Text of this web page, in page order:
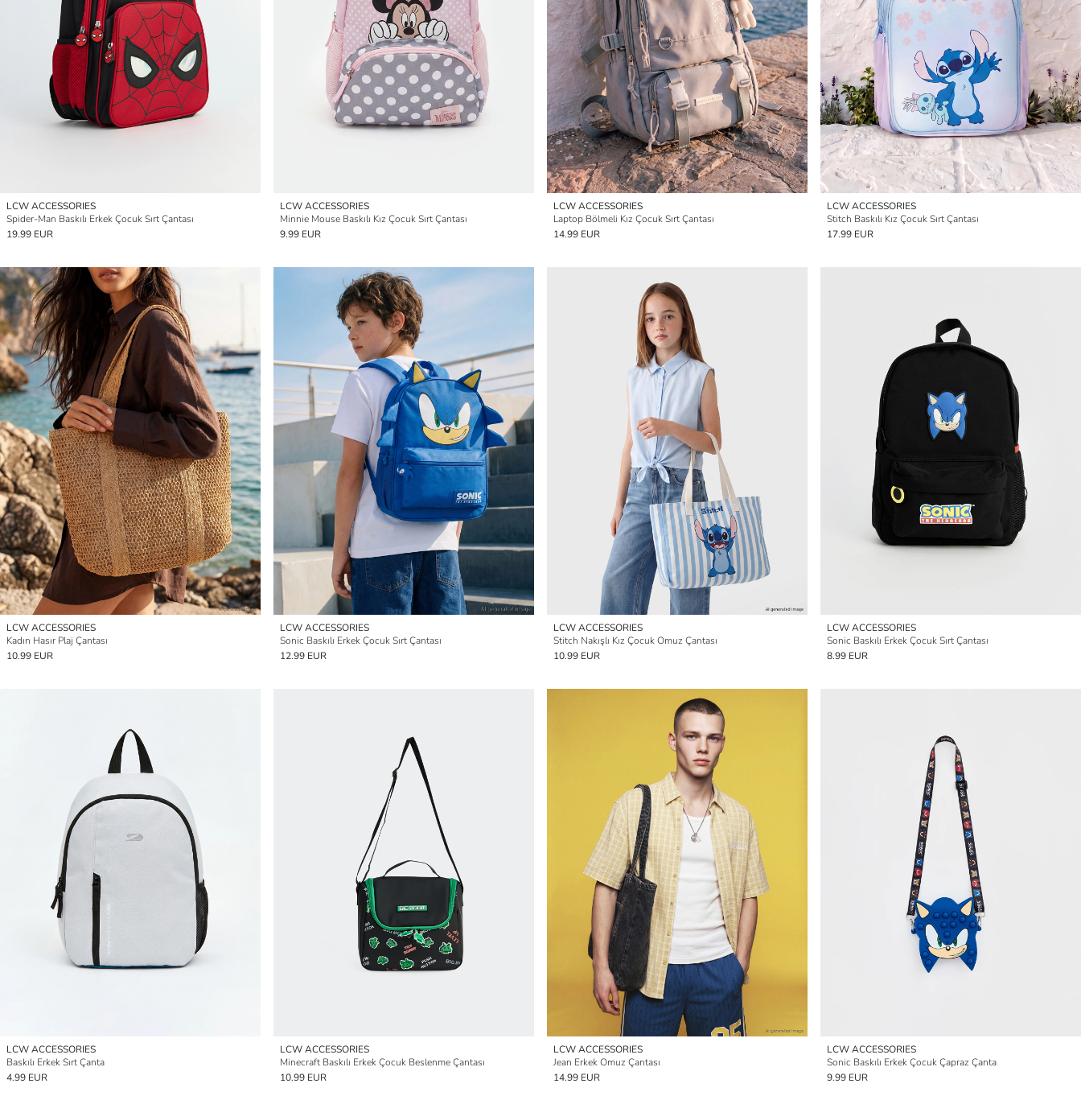
LCW ACCESSORIES
Spider-Man Baskılı Erkek Çocuk Sırt Çantası
19.99 EUR
LCW ACCESSORIES
Minnie Mouse Baskılı Kız Çocuk Sırt Çantası
9.99 EUR
LCW ACCESSORIES
Laptop Bölmeli Kız Çocuk Sırt Çantası
14.99 EUR
LCW ACCESSORIES
Stitch Baskılı Kız Çocuk Sırt Çantası
17.99 EUR
LCW ACCESSORIES
Kadın Hasır Plaj Çantası
10.99 EUR
LCW ACCESSORIES
Sonic Baskılı Erkek Çocuk Sırt Çantası
12.99 EUR
LCW ACCESSORIES
Stitch Nakışlı Kız Çocuk Omuz Çantası
10.99 EUR
LCW ACCESSORIES
Sonic Baskılı Erkek Çocuk Sırt Çantası
8.99 EUR
LCW ACCESSORIES
Baskılı Erkek Sırt Çanta
4.99 EUR
LCW ACCESSORIES
Minecraft Baskılı Erkek Çocuk Beslenme Çantası
10.99 EUR
LCW ACCESSORIES
Jean Erkek Omuz Çantası
14.99 EUR
LCW ACCESSORIES
Sonic Baskılı Erkek Çocuk Çapraz Çanta
9.99 EUR